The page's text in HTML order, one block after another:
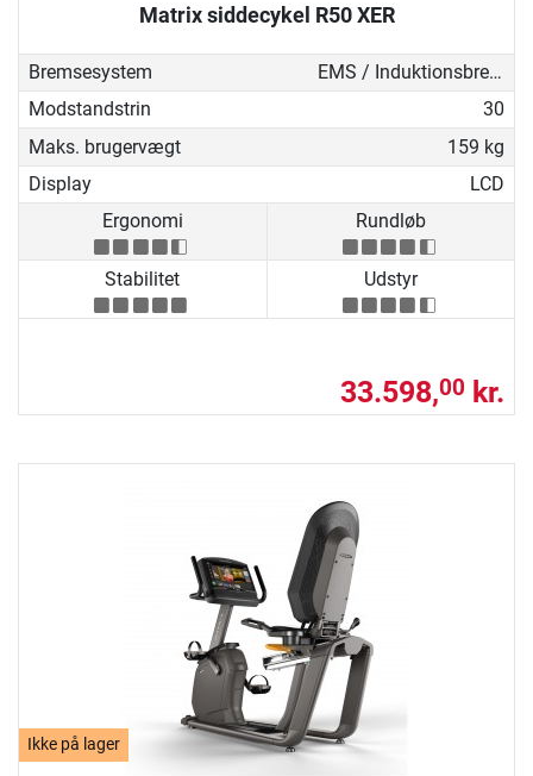
Matrix siddecykel R50 XER
Bremsesystem
EMS / Induktionsbremse
Modstandstrin
30
Maks. brugervægt
159 kg
Display
LCD
Ergonomi
Rundløb
Stabilitet Udstyr
33.598,00 kr.
Ikke på lager